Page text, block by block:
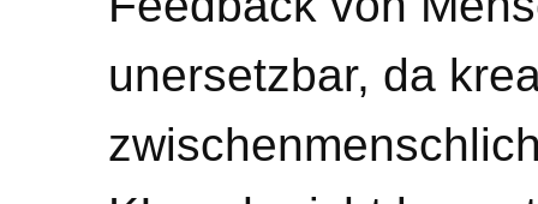
unersetzbar, da